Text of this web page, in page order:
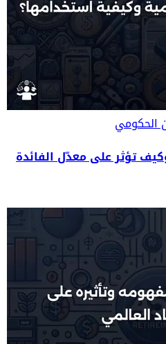
الحكومي
تؤثر على معدّل الفائدة